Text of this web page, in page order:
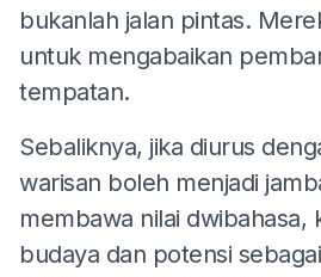
bukanlah jalan pintas.
untuk mengabaikan
tempatan.
Sebaliknya, jika diurus
warisan boleh menjadi
membawa nilai dwibahasa,
budaya dan potensi